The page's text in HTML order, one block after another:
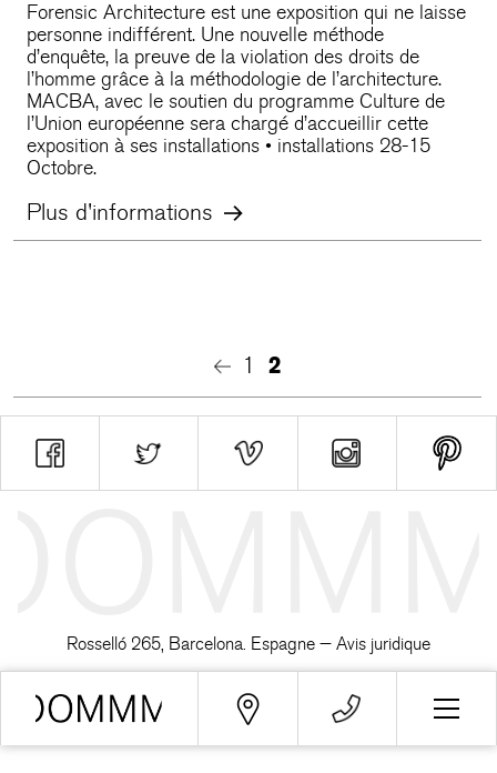
Forensic Architecture est une exposition qui ne laisse
personne indifférent. Une nouvelle méthode
d’enquête, la preuve de la violation des droits de
l’homme grâce à la méthodologie de l’architecture.
MACBA, avec le soutien du programme Culture de
l’Union européenne sera chargé d’accueillir cette
exposition à ses installations • installations 28-15
Octobre.
Plus d'informations
1 2
Rosselló 265, Barcelona. Espagne — Avis juridique